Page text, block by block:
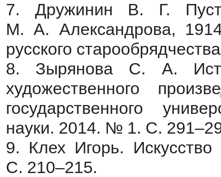
7. Дружинин В. Г.
М. А. Александрова,
русского
8. Зырянова С. А.
художественного
государственного
науки. 2014. № 1. С.
9. Клех Игорь.
С. 210–215.